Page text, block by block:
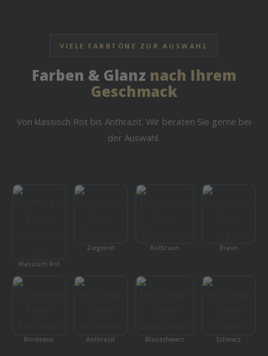
VIELE FARBTÖNE ZUR AUSWAHL
Farben & Glanz nach Ihrem
Geschmack
Von klassisch Rot bis Anthrazit. Wir beraten Sie gerne bei
der Auswahl.
Klassisch Rot
Ziegelrot Rotbraun Braun
Bordeaux Anthrazit Blauschwarz Schwarz